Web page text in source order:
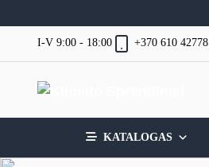
to
I-V 9:00 - 18:00 +370 610 42778
KATALOGAS